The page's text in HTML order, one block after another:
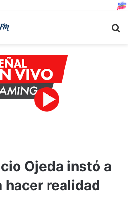
Ojeda instó a
hacer realidad